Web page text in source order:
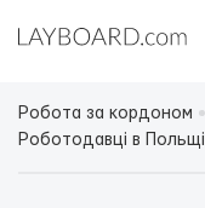
Робота за кордоном
Роботодавці в Польщі